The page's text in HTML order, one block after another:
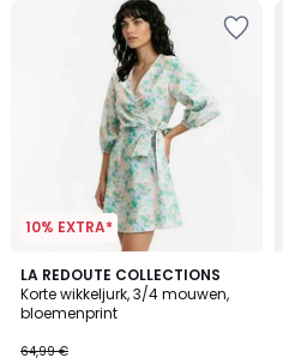
10% EXTRA*
LA REDOUTE COLLECTIONS
Korte wikkeljurk, 3/4 mouwen,
bloemenprint
64,99 €
2,5
/ 5